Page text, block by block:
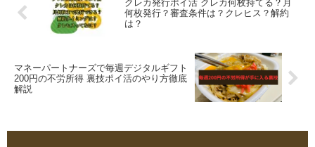
クレカ発行ポイ活 クレカ何枚持てる？月
何枚発行？審査条件は？クレヒス？解約
は？
マネーパートナーズで毎週デジタルギフト
200円の不労所得 裏技ポイ活のやり方徹底
解説